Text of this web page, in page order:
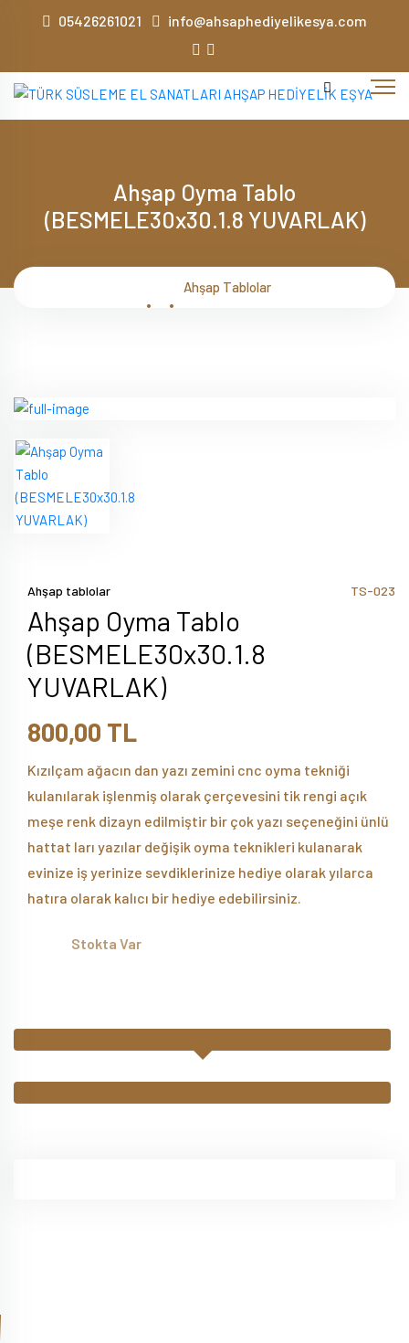
05426261021 info@ahsaphediyelikesya.com
Ahşap Oyma Tablo
(BESMELE30x30.1.8 YUVARLAK)
Ahşap Tablolar
Ahşap tablolar TS-023
Ahşap Oyma Tablo
(BESMELE30x30.1.8
YUVARLAK)
800,00 TL
Kızılçam ağacın dan yazı zemini cnc oyma tekniği
kulanılarak işlenmiş olarak çerçevesini tik rengi açık
meşe renk dizayn edilmiştir bir çok yazı seçeneğini ünlü
hattat ları yazılar değişik oyma teknikleri kulanarak
evinize iş yerinize sevdiklerinize hediye olarak yılarca
hatıra olarak kalıcı bir hediye edebilirsiniz.
Stokta Var